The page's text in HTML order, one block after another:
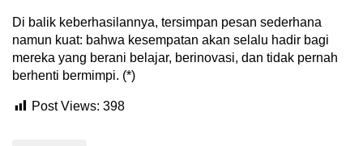
Di balik keberhasilannya, tersimpan pesan sederhana
namun kuat: bahwa kesempatan akan selalu hadir bagi
mereka yang berani belajar, berinovasi, dan tidak pernah
berhenti bermimpi. (*)
Post Views: 398